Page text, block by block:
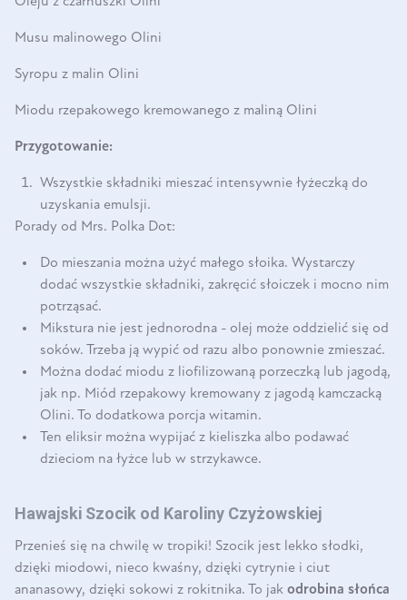
Musu malinowego Olini
Syropu z malin Olini
Miodu rzepakowego kremowanego z maliną Olini
Przygotowanie:
Wszystkie składniki mieszać intensywnie łyżeczką do
uzyskania emulsji.
Porady od Mrs. Polka Dot:
Do mieszania można użyć małego słoika. Wystarczy
dodać wszystkie składniki, zakręcić słoiczek i mocno nim
potrząsać.
Mikstura nie jest jednorodna - olej może oddzielić się od
soków. Trzeba ją wypić od razu albo ponownie zmieszać.
Można dodać miodu z liofilizowaną porzeczką lub jagodą,
jak np. Miód rzepakowy kremowany z jagodą kamczacką
Olini. To dodatkowa porcja witamin.
Ten eliksir można wypijać z kieliszka albo podawać
dzieciom na łyżce lub w strzykawce.
Hawajski Szocik od Karoliny Czyżowskiej
Przenieś się na chwilę w tropiki! Szocik jest lekko słodki,
dzięki miodowi, nieco kwaśny, dzięki cytrynie i ciut
ananasowy, dzięki sokowi z rokitnika. To jak odrobina słońca